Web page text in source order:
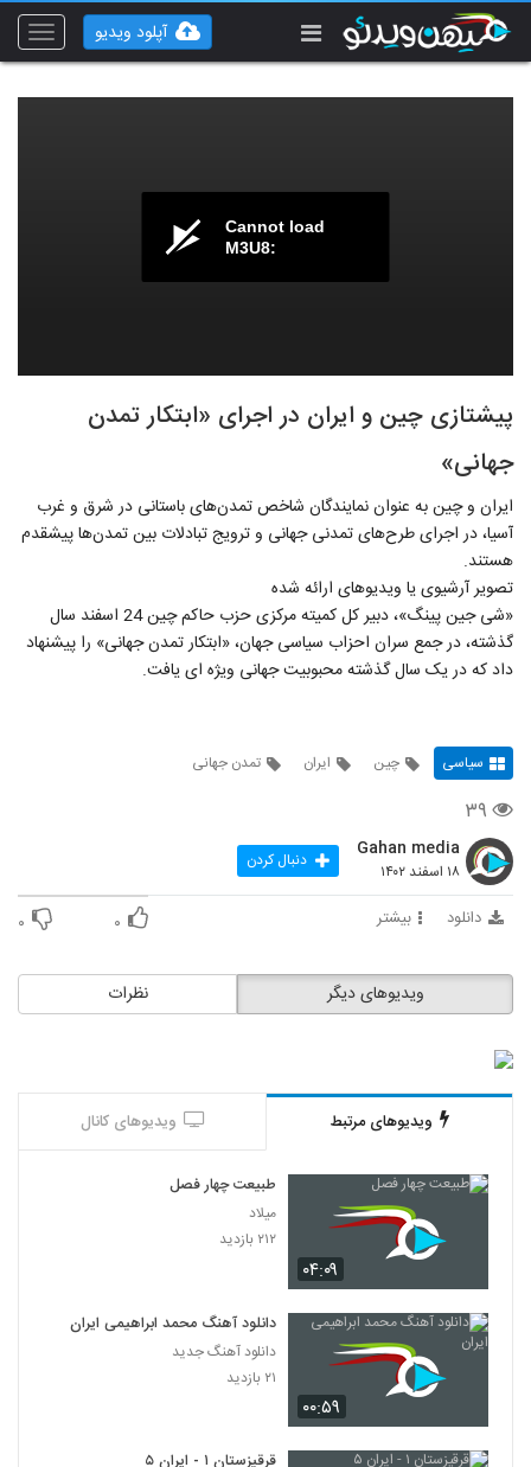
Toggle
آپلود ویدیو
Cannot load
M3U8:
پیشتازی چین و ایران در اجرای «ابتکار تمدن
جهانی»
ایران و چین به عنوان نمایندگان شاخص تمدن‌های باستانی در شرق و غرب
آسیا، در اجرای طرح‌های تمدنی جهانی و ترویج تبادلات بین تمدن‌ها پیشقدم
هستند.
تصویر آرشیوی یا ویدیوهای ارائه شده
«شی جین پینگ»، دبیر کل کمیته مرکزی حزب حاکم چین 24 اسفند سال
گذشته، در جمع سران احزاب سیاسی جهان، «ابتکار تمدن جهانی» را پیشنهاد
داد که در یک سال گذشته محبوبیت جهانی ویژه ای یافت.
سیاسی چین ایران تمدن جهانی
۳۹
Gahan media
۱۸ اسفند ۱۴۰۲ دنبال کردن
دانلود بیشتر ۰ ۰
نظرات ویدیوهای دیگر
ویدیوهای مرتبط ویدیوهای کانال
۰۴:۰۹
طبیعت چهار فصل
میلاد
۲۱۲ بازدید
۰۰:۵۹
دانلود آهنگ محمد ابراهیمی ایران
دانلود آهنگ جدید
۲۱ بازدید
قرقیزستان ۱ - ایران ۵